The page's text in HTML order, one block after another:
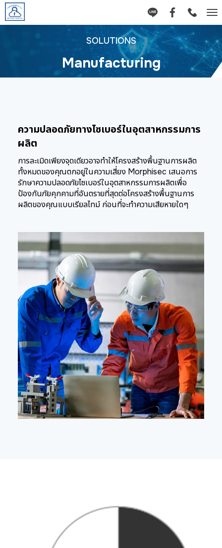
SOLUTIONS
Manufacturing
ความปลอดภัยทางไซเบอร์ในอุตสาหกรรมการ
ผลิต
การละเมิดเพียงจุดเดียวอาจทำให้โครงสร้างพื้นฐานการผลิต
ทั้งหมดของคุณตกอยู่ในความเสี่ยง Morphisec เสนอการ
รักษาความปลอดภัยไซเบอร์ในอุตสาหกรรมการผลิตเพื่อ
ป้องกันภัยคุกคามที่อันตรายที่สุดต่อโครงสร้างพื้นฐานการ
ผลิตของคุณแบบเรียลไทม์ ก่อนที่จะทำความเสียหายใดๆ